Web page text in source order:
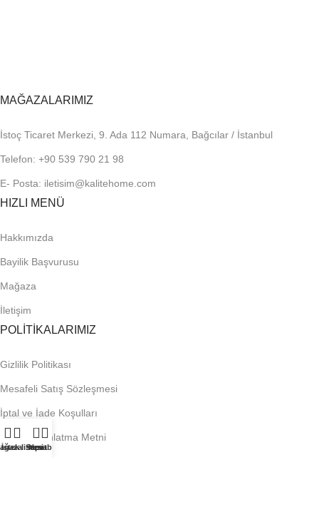
MAĞAZALARIMIZ
İstoç Ticaret Merkezi, 9. Ada 112 Numara, Bağcılar / İstanbul
Telefon: +90 539 790 21 98
E- Posta: iletisim@kalitehome.com
HIZLI MENÜ
Hakkımızda
Bayilik Başvurusu
Mağaza
İletişim
POLİTİKALARIMIZ
Gizlilik Politikası
Mesafeli Satış Sözleşmesi
İptal ve İade Koşulları
KVKK Aydınlatma Metni
İstek listesi
0
Sepet
Hesabım